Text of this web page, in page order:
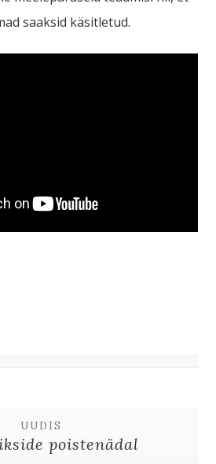
saaksid käsitletud.
UUDIS
poistenädal